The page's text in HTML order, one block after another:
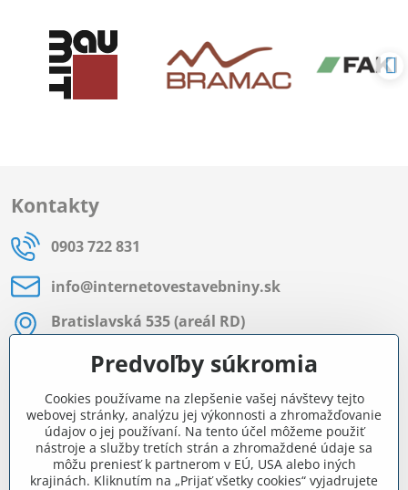
Kontakty
0903 722 831
info​@internetovestavebniny​.sk
Bratislavská 535 (areál RD)
Most pri Bratislave
Pon - Pia 8:00 - 11:30 a 12:15 - 15:30
Facebook
Navigácia
Predvoľby súkromia
Cookies používame na zlepšenie vašej návštevy tejto
webovej stránky, analýzu jej výkonnosti a zhromažďovanie
údajov o jej používaní. Na tento účel môžeme použiť
nástroje a služby tretích strán a zhromaždené údaje sa
môžu preniesť k partnerom v EÚ, USA alebo iných
krajinách. Kliknutím na „Prijať všetky cookies“ vyjadrujete